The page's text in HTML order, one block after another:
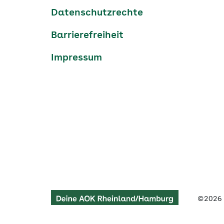
Datenschutzrechte
Barrierefreiheit
Impressum
Link
©2026